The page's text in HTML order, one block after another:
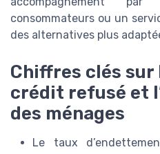
consommateurs ou un
des alternatives plus
Chiffres clés sur
crédit refusé et
des ménages
Le taux